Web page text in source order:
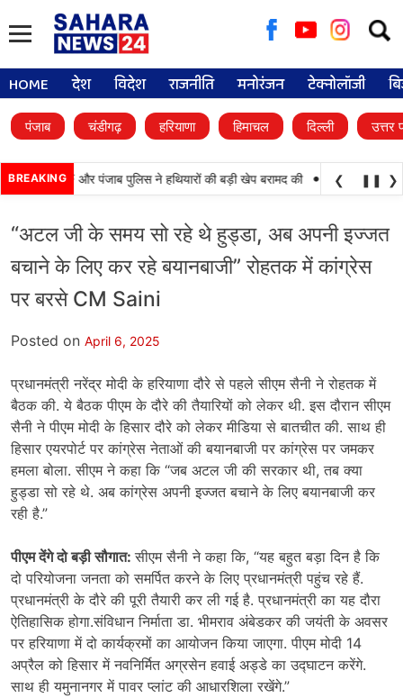
for:
HOME देश विदेश राजनीति मनोरंजन टेक्नोलॉजी
पंजाब चंडीगढ़ हरियाणा हिमाचल दिल्ली उत्तर
BREAKINGBSF और पंजाब पुलिस ने हथियारों की बड़ी खेप बरामद की अमन अरोड़ा ने
❮ ❚❚ ❯
“अटल जी के समय सो रहे थे हुड्डा, अब अपनी इज्जत
बचाने के लिए कर रहे बयानबाजी” रोहतक में कांग्रेस
पर बरसे CM Saini
Posted on April 6, 2025
प्रधानमंत्री नरेंद्र मोदी के हरियाणा दौरे से पहले सीएम सैनी ने रोहतक में
बैठक की. ये बैठक पीएम के दौरे की तैयारियों को लेकर थी. इस दौरान सीएम
सैनी ने पीएम मोदी के हिसार दौरे को लेकर मीडिया से बातचीत की. साथ ही
हिसार एयरपोर्ट पर कांग्रेस नेताओं की बयानबाजी पर कांग्रेस पर जमकर
हमला बोला. सीएम ने कहा कि “जब अटल जी की सरकार थी, तब क्या
हुड्डा सो रहे थे. अब कांग्रेस अपनी इज्जत बचाने के लिए बयानबाजी कर
रही है.”
पीएम देंगे दो बड़ी सौगात:सीएम सैनी ने कहा कि, “यह बहुत बड़ा दिन है कि
दो परियोजना जनता को समर्पित करने के लिए प्रधानमंत्री पहुंच रहे हैं.
प्रधानमंत्री के दौरे की पूरी तैयारी कर ली गई है. प्रधानमंत्री का यह दौरा
ऐतिहासिक होगा.संविधान निर्माता डा. भीमराव अंबेडकर की जयंती के अवसर
पर हरियाणा में दो कार्यक्रमों का आयोजन किया जाएगा. पीएम मोदी 14
अप्रैल को हिसार में नवनिर्मित अग्रसेन हवाई अड्डे का उद्घाटन करेंगे.
साथ ही यमुनानगर में पावर प्लांट की आधारशिला रखेंगे.”